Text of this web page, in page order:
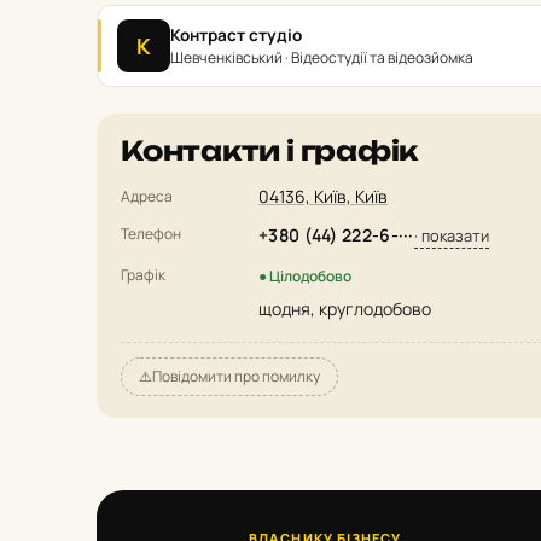
К Контраст студіо
Шевченківський · Відеостудії та відеозйомка
Контакти і графік
Адреса 04136, Київ, Київ
Телефон +380 (44) 222-6-···· показати
Графік ● Цілодобово
щодня, круглодобово
⚠️Повідомити про помилку